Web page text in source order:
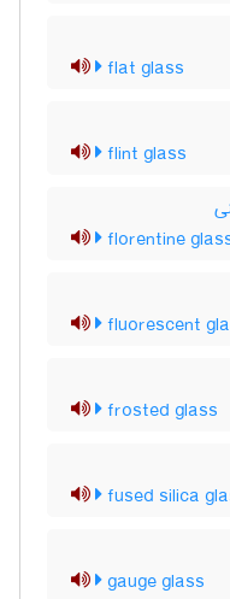
flat glass
flint glass
florentine
fluorescent
frosted glass
fused silica
gauge glass